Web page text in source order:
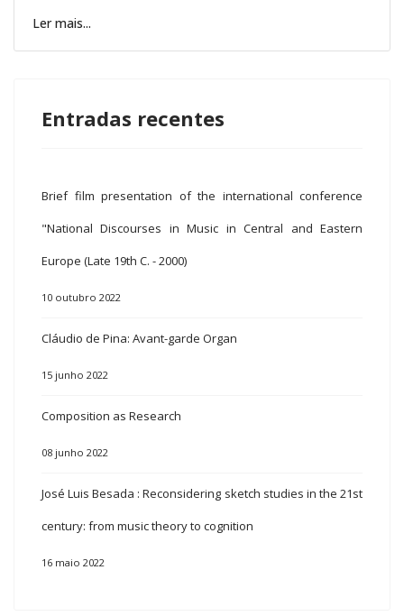
Ler mais...
Entradas recentes
Brief film presentation of the international conference
"National Discourses in Music in Central and Eastern
Europe (Late 19th C. - 2000)
10 outubro 2022
Cláudio de Pina: Avant-garde Organ
15 junho 2022
Composition as Research
08 junho 2022
José Luis Besada : Reconsidering sketch studies in the 21st
century: from music theory to cognition
16 maio 2022